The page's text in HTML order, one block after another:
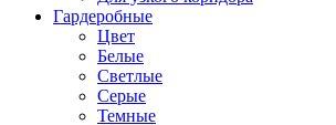
Гардеробные
Цвет
Белые
Светлые
Серые
Темные